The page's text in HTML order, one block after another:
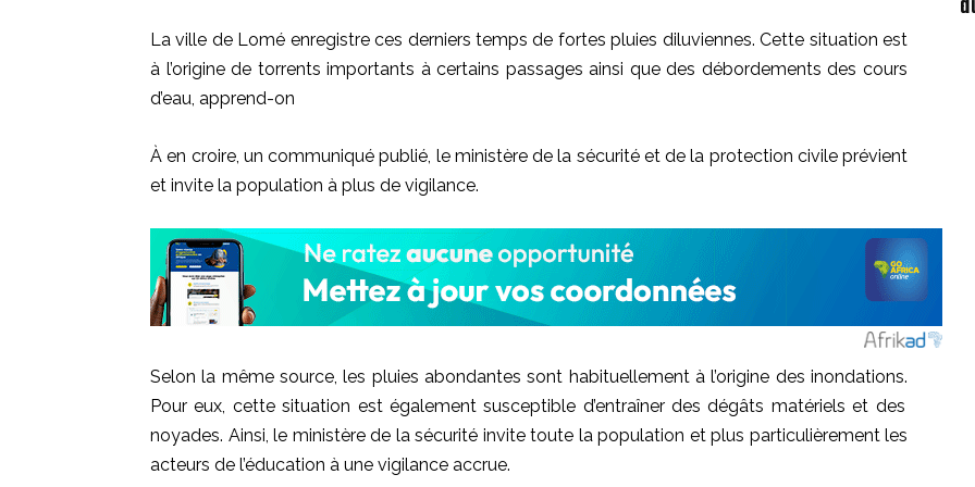
La ville de Lomé enregistre ces derniers temps de fortes pluies diluviennes. Cette situation est
à l’origine de torrents importants à certains passages ainsi que des débordements des cours
d’eau, apprend-on
À en croire, un communiqué publié, le ministère de la sécurité et de la protection civile prévient
et invite la population à plus de vigilance.
Selon la même source, les pluies abondantes sont habituellement à l’origine des inondations.
Pour eux, cette situation est également susceptible d’entraîner des dégâts matériels et des
noyades. Ainsi, le ministère de la sécurité invite toute la population et plus particulièrement les
acteurs de l’éducation à une vigilance accrue.